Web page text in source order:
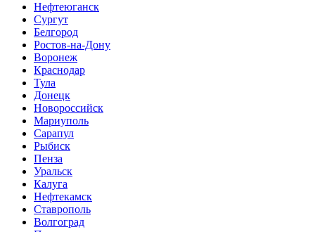
Нефтеюганск
Сургут
Белгород
Ростов-на-Дону
Воронеж
Краснодар
Тула
Донецк
Новороссийск
Мариуполь
Сарапул
Рыбиск
Пенза
Уральск
Калуга
Нефтекамск
Ставрополь
Волгоград